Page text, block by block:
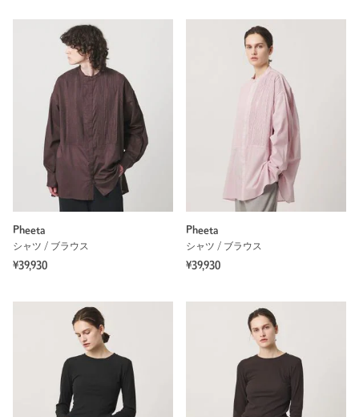
Pheeta
シャツ / ブラウス
¥39,930
Pheeta
シャツ / ブラウス
¥39,930